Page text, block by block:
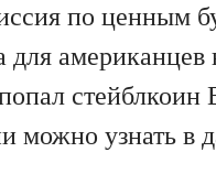
по
для
стейблкоин
можно узнать в